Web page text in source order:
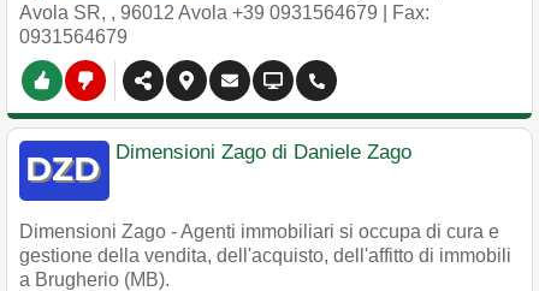
Avola SR, , 96012 Avola +39 0931564679 | Fax:
0931564679
Dimensioni Zago di Daniele Zago
Dimensioni Zago - Agenti immobiliari si occupa di cura e
gestione della vendita, dell'acquisto, dell'affitto di immobili
a Brugherio (MB).